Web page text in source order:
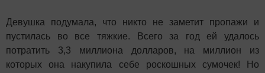
Девушка подумала, что никто не заметит пропажи и
пустилась во все тяжкие. Всего за год ей удалось
потратить 3,3 миллиона долларов, на миллион из
которых она накупила себе роскошных сумочек! Но